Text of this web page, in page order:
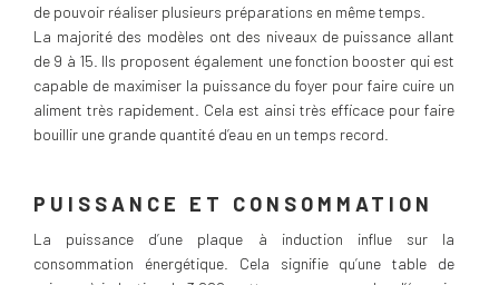
de pouvoir réaliser plusieurs préparations en même temps.
La majorité des modèles ont des niveaux de puissance allant
de 9 à 15. Ils proposent également une fonction booster qui est
capable de maximiser la puissance du foyer pour faire cuire un
aliment très rapidement. Cela est ainsi très efficace pour faire
bouillir une grande quantité d’eau en un temps record.
PUISSANCE ET CONSOMMATION
La puissance d’une plaque à induction influe sur la
consommation énergétique. Cela signifie qu’une table de